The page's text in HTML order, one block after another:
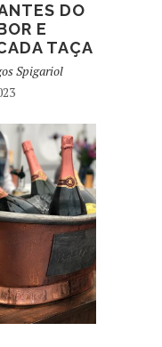
DO
E
TAÇA
Spigariol